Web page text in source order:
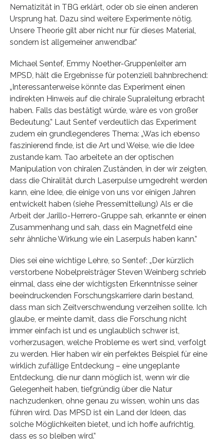
Nematizität in TBG erklärt, oder ob sie einen anderen
Ursprung hat. Dazu sind weitere Experimente nötig.
Unsere Theorie gilt aber nicht nur für dieses Material,
sondern ist allgemeiner anwendbar.”
Michael Sentef, Emmy Noether-Gruppenleiter am
MPSD, hält die Ergebnisse für potenziell bahnbrechend:
„Interessanterweise könnte das Experiment einen
indirekten Hinweis auf die chirale Supraleitung erbracht
haben. Falls das bestätigt würde, wäre es von großer
Bedeutung.” Laut Sentef verdeutlich das Experiment
zudem ein grundlegenderes Thema: „Was ich ebenso
faszinierend finde, ist die Art und Weise, wie die Idee
zustande kam. Tao arbeitete an der optischen
Manipulation von chiralen Zuständen, in der wir zeigten,
dass die Chiralität durch Laserpulse umgedreht werden
kann, eine Idee, die einige von uns vor einigen Jahren
entwickelt haben (siehe Pressemitteilung) Als er die
Arbeit der Jarillo-Herrero-Gruppe sah, erkannte er einen
Zusammenhang und sah, dass ein Magnetfeld eine
sehr ähnliche Wirkung wie ein Laserpuls haben kann.”
Dies sei eine wichtige Lehre, so Sentef: „Der kürzlich
verstorbene Nobelpreisträger Steven Weinberg schrieb
einmal, dass eine der wichtigsten Erkenntnisse seiner
beeindruckenden Forschungskarriere darin bestand,
dass man sich Zeitverschwendung verzeihen sollte. Ich
glaube, er meinte damit, dass die Forschung nicht
immer einfach ist und es unglaublich schwer ist,
vorherzusagen, welche Probleme es wert sind, verfolgt
zu werden. Hier haben wir ein perfektes Beispiel für eine
wirklich zufällige Entdeckung – eine ungeplante
Entdeckung, die nur dann möglich ist, wenn wir die
Gelegenheit haben, tiefgründig über die Natur
nachzudenken, ohne genau zu wissen, wohin uns das
führen wird. Das MPSD ist ein Land der Ideen, das
solche Möglichkeiten bietet, und ich hoffe aufrichtig,
dass es so bleiben wird.”